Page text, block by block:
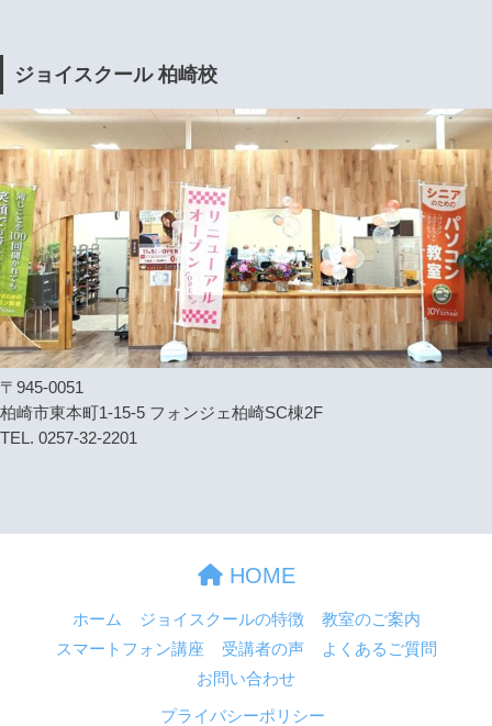
ジョイスクール 柏崎校
〒945-0051
柏崎市東本町1-15-5 フォンジェ柏崎SC棟2F
TEL. 0257-32-2201
HOME
ホーム ジョイスクールの特徴
教室のご案内
スマートフォン講座
受講者の声
よくあるご質問
お問い合わせ
プライバシーポリシー